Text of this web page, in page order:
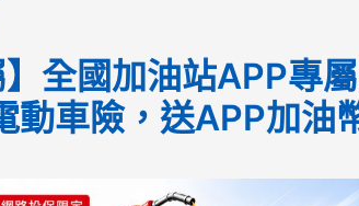
】全國加油站APP專
動車險，送APP加油